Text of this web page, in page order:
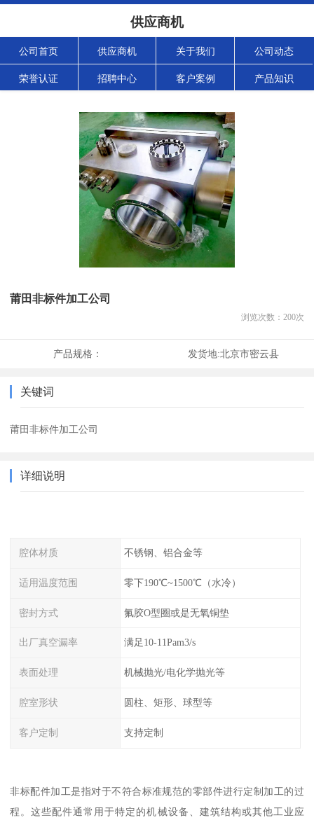
供应商机
公司首页 供应商机 关于我们 公司动态
荣誉认证 招聘中心 客户案例 产品知识
莆田非标件加工公司
浏览次数： 200次
产品规格： 发货地:北京市密云县
关键词
莆田非标件加工公司
详细说明
腔体材质 不锈钢、铝合金等
适用温度范围 零下190℃~1500℃（水冷）
密封方式 氟胶O型圈或是无氧铜垫
出厂真空漏率 满足10-11Pam3/s
表面处理 机械抛光/电化学抛光等
腔室形状 圆柱、矩形、球型等
客户定制 支持定制
非标配件加工是指对于不符合标准规范的零部件进行定制加工的过
程。这些配件通常用于特定的机械设备、建筑结构或其他工业应